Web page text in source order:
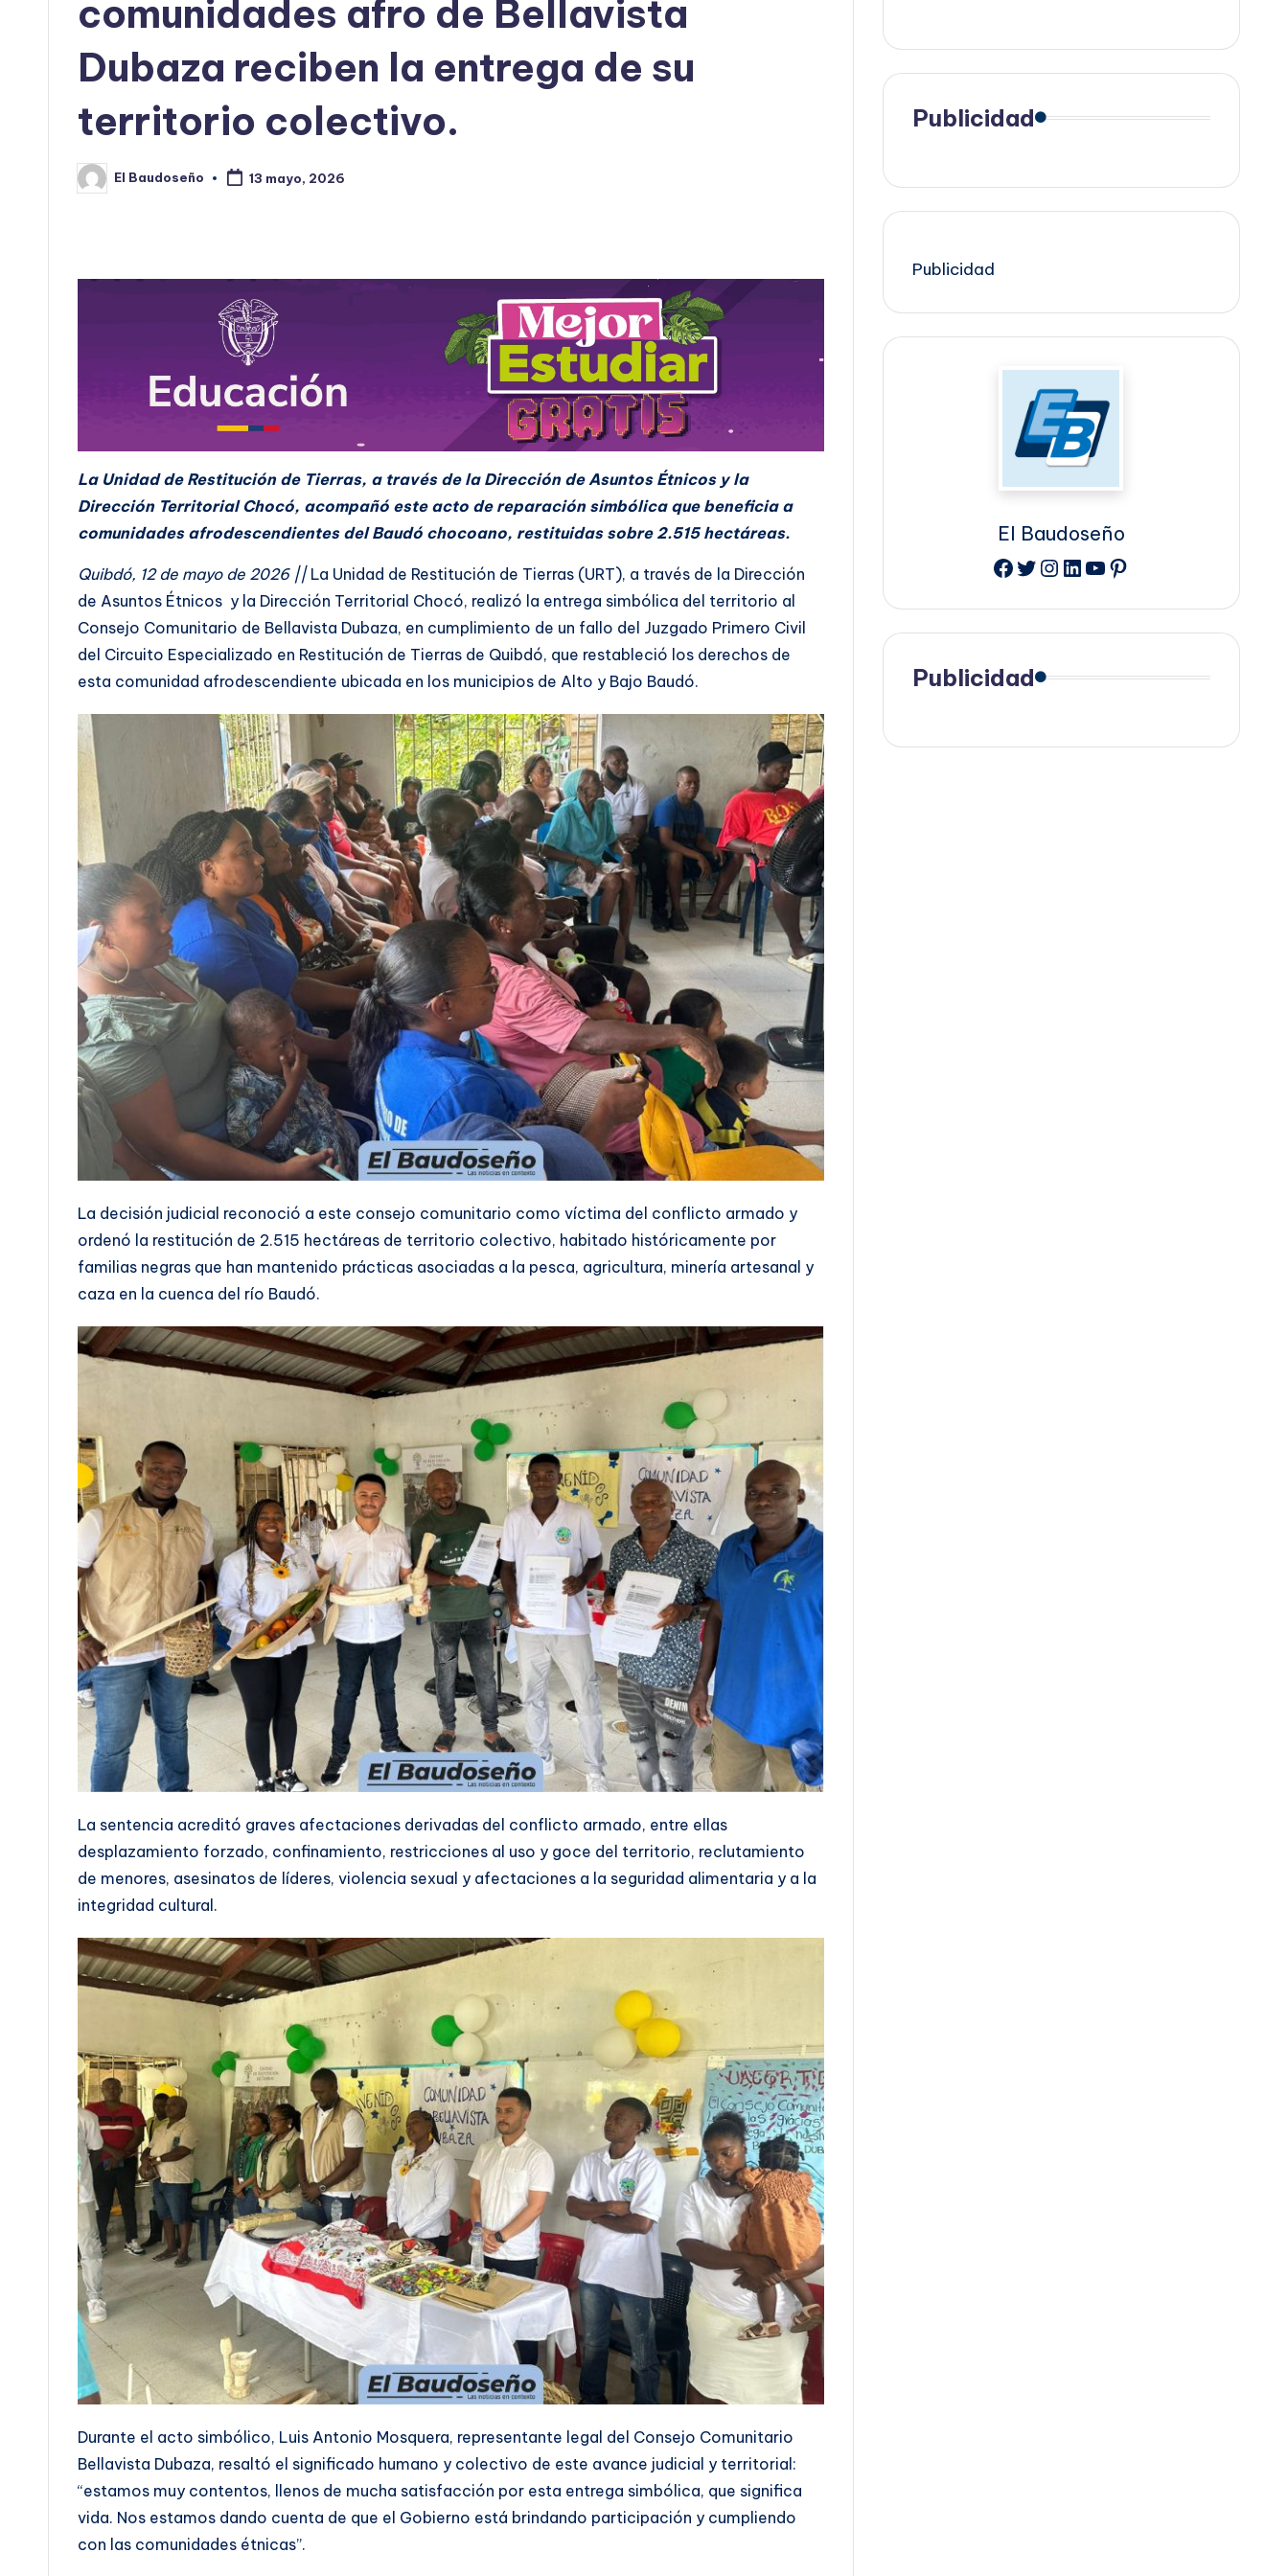
comunidades afro de Bellavista
Dubaza reciben la entrega de su
territorio colectivo.
Publicado
por
El Baudoseño 13 mayo, 2026
La Unidad de Restitución de Tierras, a través de la Dirección de Asuntos Étnicos y la
Dirección Territorial Chocó, acompañó este acto de reparación simbólica que beneficia a
comunidades afrodescendientes del Baudó chocoano, restituidas sobre 2.515 hectáreas.
Quibdó, 12 de mayo de 2026 || La Unidad de Restitución de Tierras (URT), a través de la Dirección
de Asuntos Étnicos y la Dirección Territorial Chocó, realizó la entrega simbólica del territorio al
Consejo Comunitario de Bellavista Dubaza, en cumplimiento de un fallo del Juzgado Primero Civil
del Circuito Especializado en Restitución de Tierras de Quibdó, que restableció los derechos de
esta comunidad afrodescendiente ubicada en los municipios de Alto y Bajo Baudó.
La decisión judicial reconoció a este consejo comunitario como víctima del conflicto armado y
ordenó la restitución de 2.515 hectáreas de territorio colectivo, habitado históricamente por
familias negras que han mantenido prácticas asociadas a la pesca, agricultura, minería artesanal y
caza en la cuenca del río Baudó.
La sentencia acreditó graves afectaciones derivadas del conflicto armado, entre ellas
desplazamiento forzado, confinamiento, restricciones al uso y goce del territorio, reclutamiento
de menores, asesinatos de líderes, violencia sexual y afectaciones a la seguridad alimentaria y a la
integridad cultural.
Durante el acto simbólico, Luis Antonio Mosquera, representante legal del Consejo Comunitario
Bellavista Dubaza, resaltó el significado humano y colectivo de este avance judicial y territorial:
“estamos muy contentos, llenos de mucha satisfacción por esta entrega simbólica, que significa
vida. Nos estamos dando cuenta de que el Gobierno está brindando participación y cumpliendo
con las comunidades étnicas”.
Publicidad
Publicidad
El Baudoseño
Facebook
Twitter
Instagram
LinkedIn
YouTube
Pinterest
Publicidad